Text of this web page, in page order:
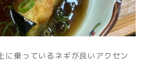
に乗っているネギが良いアクセン